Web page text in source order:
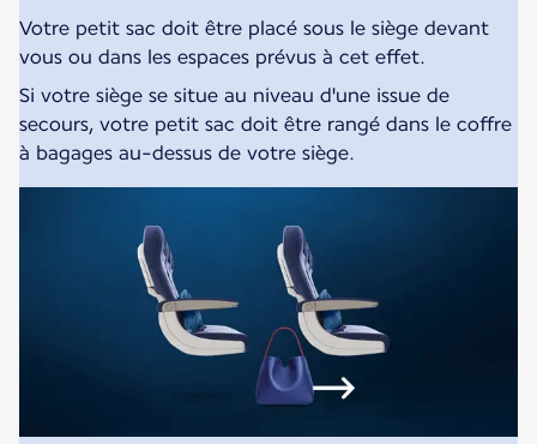
Votre petit sac doit être placé sous le siège devant
vous ou dans les espaces prévus à cet effet.
Si votre siège se situe au niveau d'une issue de
secours, votre petit sac doit être rangé dans le coffre
à bagages au-dessus de votre siège.